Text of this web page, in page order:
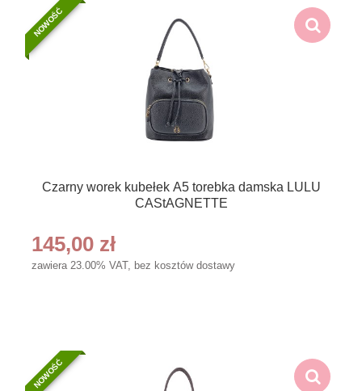
Czarny worek kubełek A5 torebka damska LULU
CAStAGNETTE
145,00 zł
zawiera 23.00% VAT, bez kosztów dostawy
NOWOŚĆ
NOWOŚĆ